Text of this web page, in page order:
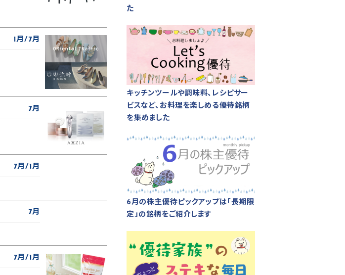
1月 7月
7月
7月 1月
7月
7月 1月
た
キッチンツールや調味料、レシピサー
ビスなど、お料理を楽しめる優待銘柄
を集めました
6月の株主優待ピックアップは「長期限
定」の銘柄をご紹介します